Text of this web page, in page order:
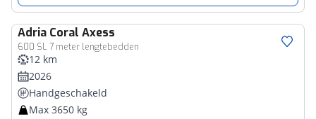
Adria Coral Axess
600 SL 7 meter lengtebedden
12 km
2026
Handgeschakeld
Max 3650 kg